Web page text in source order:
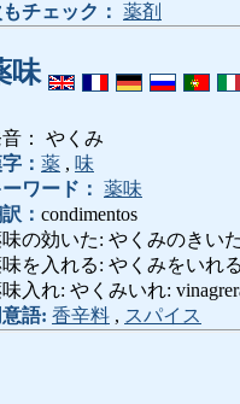
チェック： 薬剤
味
： やくみ
： 薬 , 味
ワード： 薬味
： condimentos
の効いた: やくみのきいた
を入れる: やくみをいれる
入れ: やくみいれ:
意語: 香辛料 , スパイス